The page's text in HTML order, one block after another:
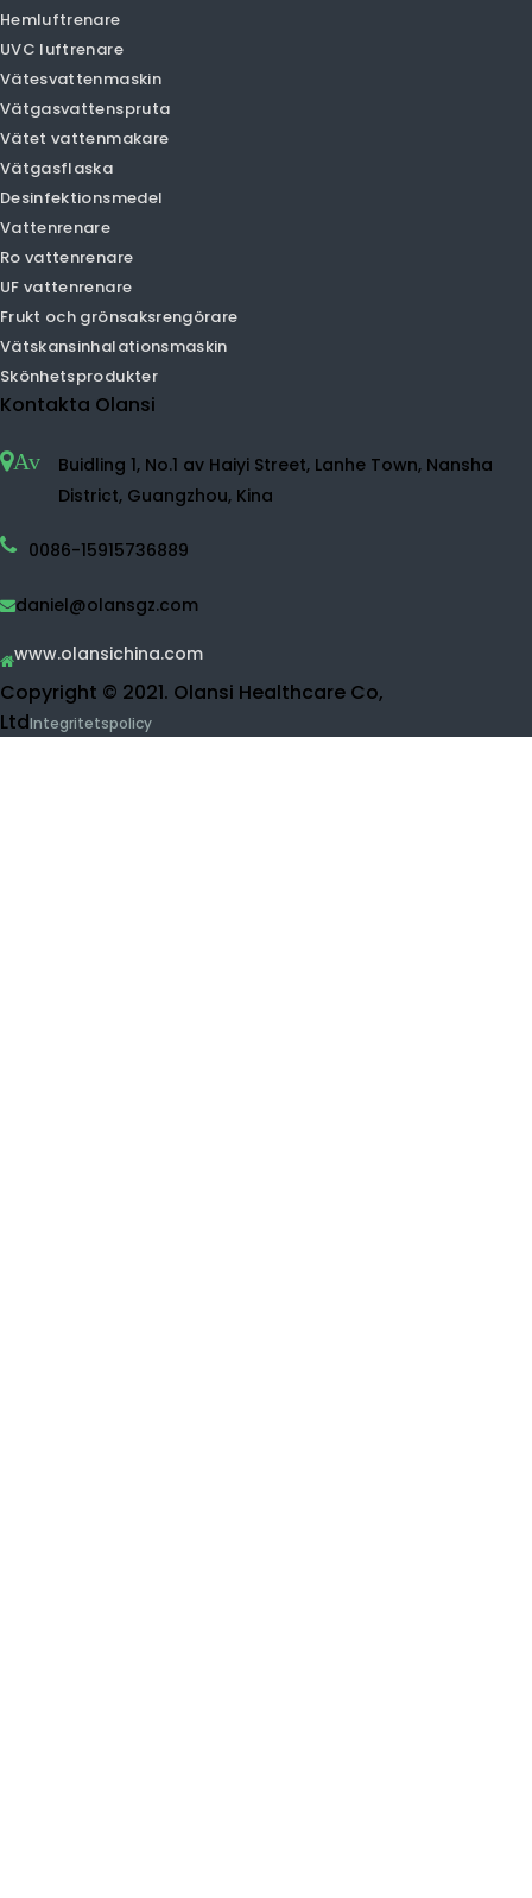
PM1.0 luftrenare
PM2.5 Luftrenare
Bil luftrenare
Luftfuktare luftrenare
Negativ jonluftrenare
Tv-luftrenare
HEPA luftrenare
Hemluftrenare
UVC luftrenare
Vätgasvattenspruta
Vätet vattenmakare
Vätgasflaska
Vattenrenare
Ro vattenrenare
UF vattenrenare
Frukt och grönsaksrengörare